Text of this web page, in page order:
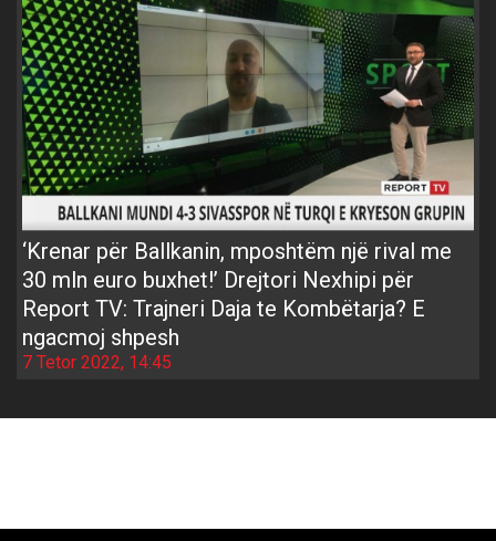
‘Krenar për Ballkanin, mposhtëm një rival me
30 mln euro buxhet!’ Drejtori Nexhipi për
Report TV: Trajneri Daja te Kombëtarja? E
ngacmoj shpesh
7 Tetor 2022, 14:45